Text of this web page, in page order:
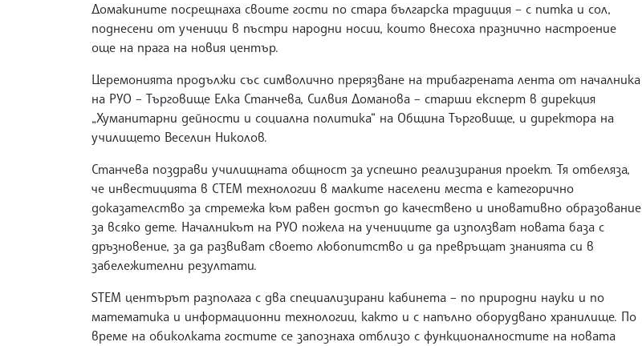
Домакините посрещнаха своите гости по стара българска традиция – с питка и сол,
поднесени от ученици в пъстри народни носии, които внесоха празнично настроение
още на прага на новия център.
Церемонията продължи със символично прерязване на трибагрената лента от началника
на РУО – Търговище Елка Станчева, Силвия Доманова – старши експерт в дирекция
„Хуманитарни дейности и социална политика“ на Община Търговище, и директора на
училището Веселин Николов.
Станчева поздрави училищната общност за успешно реализирания проект. Тя отбеляза,
че инвестицията в СТЕМ технологии в малките населени места е категорично
доказателство за стремежа към равен достъп до качествено и иновативно образование
за всяко дете. Началникът на РУО пожела на учениците да използват новата база с
дръзновение, за да развиват своето любопитство и да превръщат знанията си в
забележителни резултати.
STEM центърът разполага с два специализирани кабинета – по природни науки и по
математика и информационни технологии, както и с напълно оборудвано хранилище. По
време на обиколката гостите се запознаха отблизо с функционалностите на новата